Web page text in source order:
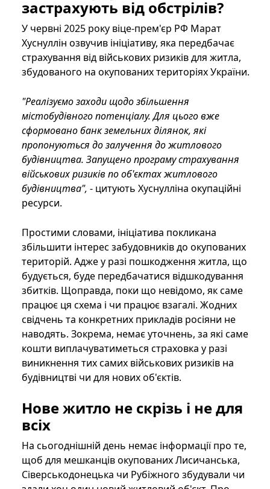
застрахують від обстрілів?
У червні 2025 року віце-прем'єр РФ Марат
Хуснуллін озвучив ініціативу, яка передбачає
страхування від військових ризиків для житла,
збудованого на окупованих територіях України.
"Реалізуємо заходи щодо збільшення
містобудівного потенціалу. Для цього вже
сформовано банк земельних ділянок, які
пропонуються до залучення до житлового
будівництва. Запущено програму страхування
військових ризиків по об'єктах житлового
будівництва", - цитують Хуснулліна окупаційні
ресурси.
Простими словами, ініціатива покликана
збільшити інтерес забудовників до окупованих
територій. Адже у разі пошкодження житла, що
будується, буде передбачатися відшкодування
збитків. Щоправда, поки що невідомо, як саме
працює ця схема і чи працює взагалі. Жодних
свідчень та конкретних прикладів росіяни не
наводять. Зокрема, немає уточнень, за які саме
кошти виплачуватиметься страховка у разі
виникнення тих самих військових ризиків на
будівництві чи для нових об'єктів.
Нове житло не скрізь і не для
всіх
На сьогоднішній день немає інформації про те,
щоб для мешканців окупованих Лисичанська,
Сіверськодонецька чи Рубіжного збудували чи